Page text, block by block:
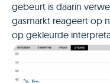
gebeurt is daarin
gasmarkt reageert op
op gekleurde